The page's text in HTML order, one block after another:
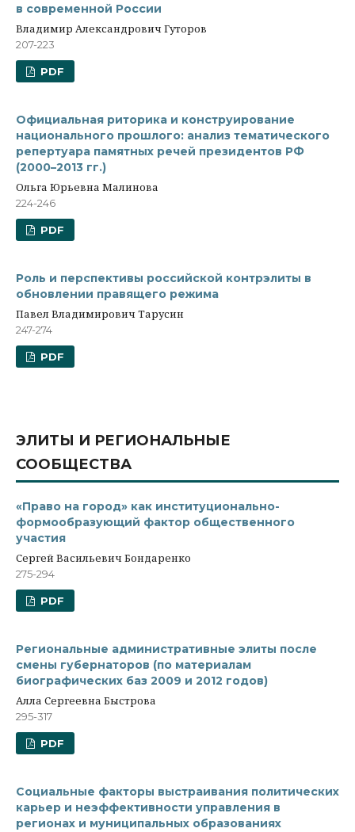
в современной России
Владимир Александрович Гуторов
207-223
PDF
Официальная риторика и конструирование
национального прошлого: анализ тематического
репертуара памятных речей президентов РФ
(2000–2013 гг.)
Ольга Юрьевна Малинова
224-246
PDF
Роль и перспективы российской контрэлиты в
обновлении правящего режима
Павел Владимирович Тарусин
247-274
PDF
ЭЛИТЫ И РЕГИОНАЛЬНЫЕ
СООБЩЕСТВА
«Право на город» как институционально-
формообразующий фактор общественного
участия
Сергей Васильевич Бондаренко
275-294
PDF
Региональные административные элиты после
смены губернаторов (по материалам
биографических баз 2009 и 2012 годов)
Алла Сергеевна Быстрова
295-317
PDF
Социальные факторы выстраивания политических
карьер и неэффективности управления в
регионах и муниципальных образованиях